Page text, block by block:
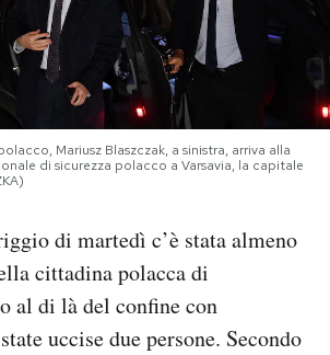
Mariusz Blaszczak, a sinistra, arriva alla
di sicurezza polacco a Varsavia, la capitale
di martedì c’è stata almeno
cittadina polacca di
al di là del confine con
uccise due persone. Secondo